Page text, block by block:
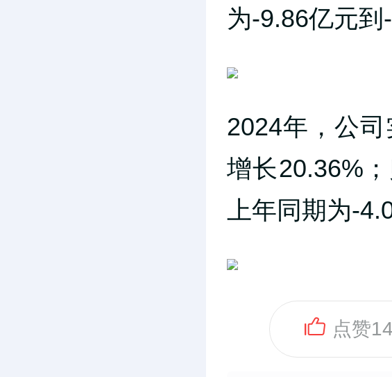
为-9.86亿元到
2024年，公
增长20.36%
上年同期为-
点赞